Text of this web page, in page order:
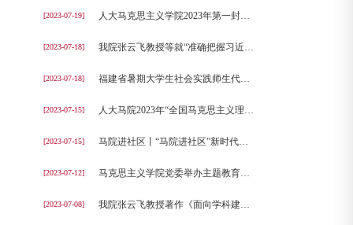
[2023-07-19] 人大马克思主义学院2023年第一封研究生录取通知书已送达！
[2023-07-18] 我院张云飞教授等就“准确把握习近平生态文明思想创新逻辑”接受《中国社会科学报》专访
[2023-07-18] 福建省暑期大学生社会实践师生代表团来我院调研交流
[2023-07-15] 人大马院2023年“全国马克思主义理论优秀大学生夏令营”成功举办
[2023-07-15] 马院进社区丨“马院进社区”新时代文明实践理论宣讲活动拉开帷幕，我院携手展览路街道打造“文明共同体”
[2023-07-12] 马克思主义学院党委举办主题教育读书班（第三期）暨调研成果交流会
[2023-07-08] 我院张云飞教授著作《面向学科建制的马克思主义理论探索》由人民出版社出版